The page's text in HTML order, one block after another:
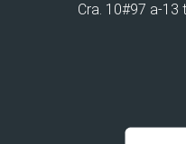
Cra. 10#97 a-13